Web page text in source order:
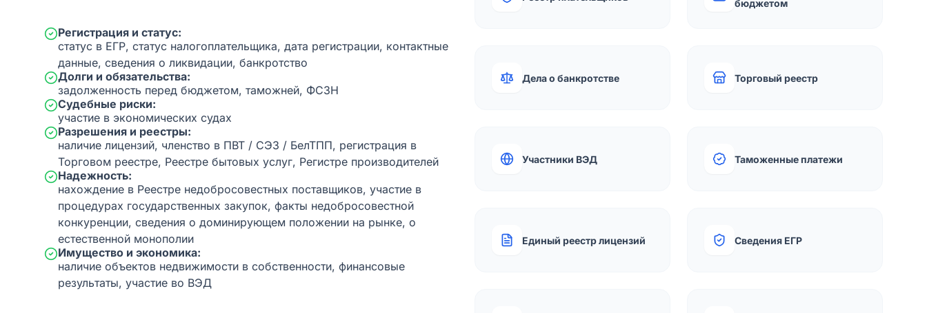
Регистрация и статус:
статус в ЕГР, статус налогоплательщика, дата регистрации, контактные
данные, сведения о ликвидации, банкротство
Долги и обязательства:
задолженность перед бюджетом, таможней, ФСЗН
Судебные риски:
участие в экономических судах
Разрешения и реестры:
наличие лицензий, членство в ПВТ / СЭЗ / БелТПП, регистрация в
Торговом реестре, Реестре бытовых услуг, Регистре производителей
Надежность:
нахождение в Реестре недобросовестных поставщиков, участие в
процедурах государственных закупок, факты недобросовестной
конкуренции, сведения о доминирующем положении на рынке, о
естественной монополии
Имущество и экономика:
наличие объектов недвижимости в собственности, финансовые
результаты, участие во ВЭД
бюджетом
Дела о банкротстве Торговый реестр
Участники ВЭД Таможенные платежи
Единый реестр лицензий Сведения ЕГР